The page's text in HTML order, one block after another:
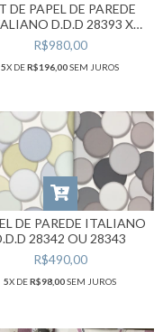
DE PAPEL DE PAREDE
D.D.D 28393 X
28303 X 28392
R$980,00
5X DER$196,00SEM JUROS
DE PAREDE ITALIANO
28342 OU 28343
R$490,00
5X DER$98,00SEM JUROS